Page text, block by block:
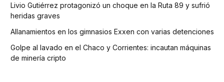
Livio Gutiérrez protagonizó un choque en la Ruta 89 y sufrió
heridas graves
Allanamientos en los gimnasios Exxen con varias detenciones
Golpe al lavado en el Chaco y Corrientes: incautan máquinas
de minería cripto